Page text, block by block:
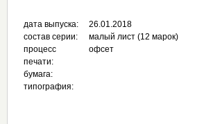
дата выпуска:
состав серии:
процесс
печати:
бумага:
типография:
26.01.2018
малый лист (12 марок)
офсет